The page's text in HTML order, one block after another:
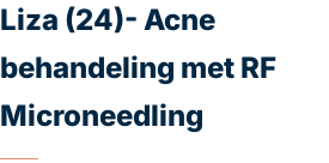
Liza (24)- Acne
behandeling met RF
Microneedling